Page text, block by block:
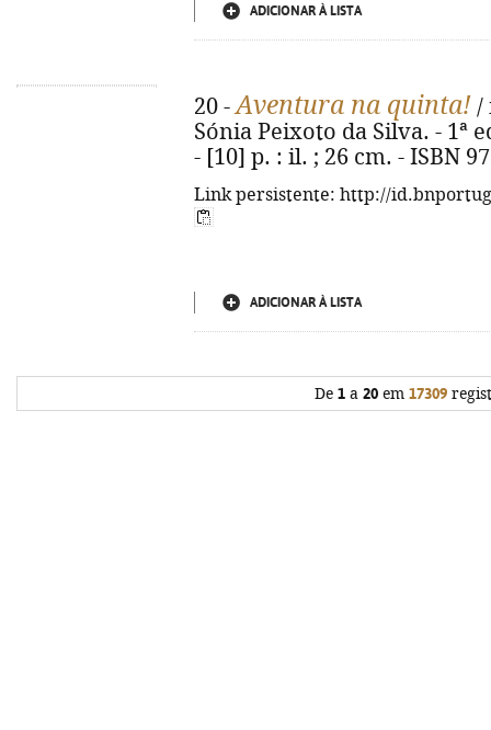
ADICIONAR À LISTA
20 -Aventura na quinta! /
Sónia Peixoto da Silva. - 1ª
- [10] p. : il. ; 26 cm. - ISBN
Link persistente: http://
ADICIONAR À LISTA
De 1 a 20 em 17309